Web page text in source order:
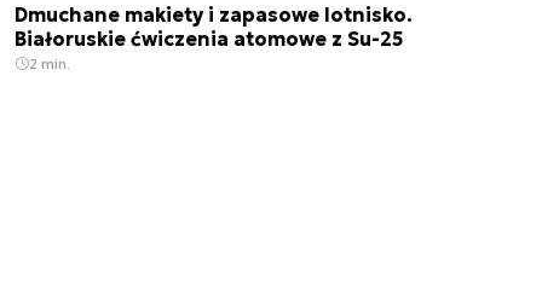
Dmuchane makiety i zapasowe lotnisko.
Białoruskie ćwiczenia atomowe z Su-25
2 min.